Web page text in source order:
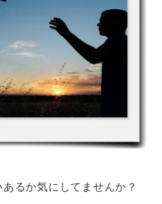
るか気にしてませんか？